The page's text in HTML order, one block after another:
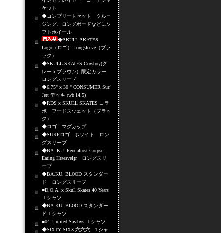
ケット
◆コンプリートセット クルー
ジング、ロングボードなどにソ
フトホイール
◆SKULL SKATES
Logo（ロゴ） Longsleeve（ブラ
ック）
◆SKULL SKATES Cowboy(グ
レーｘブラウン）限定カラー
ロングスリーブ
◆6.75" x 30 " CONSUMER Surf
Jett デッキ (wb 14.5)
◆RDS x SKULL SKATES コラ
ボ フードスウェット（ブラッ
ク）
◆ロゴ マグカップ
◆SURFロゴ ホワイト ロン
グスリーブ
◆BA. KU. Permafrost Corpse
Eating Hraesvelgr ロングスリ
ーブ
◆BA.KU. BLOOD スタンダー
ド ロングスリーブ
■D.O.A. x Skull Skates 40 Years
Ｔシャツ
◆BA.KU. BLOOD スタンダー
ドＴシャツ
■04 Limited Sazabys Ｔシャツ
◆SIXTY SIXX 六六六 Tシャ